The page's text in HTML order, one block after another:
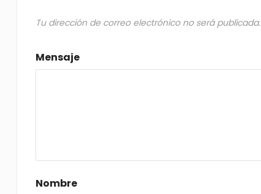
Tu dirección de correo electrónico no será publicada.
Mensaje
Nombre